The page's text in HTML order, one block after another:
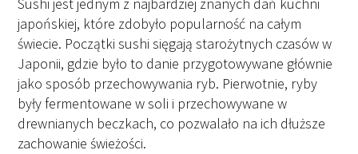
Sushi jest jednym z najbardziej znanych dań kuchni
japońskiej, które zdobyło popularność na całym
świecie. Początki sushi sięgają starożytnych czasów w
Japonii, gdzie było to danie przygotowywane głównie
jako sposób przechowywania ryb. Pierwotnie, ryby
były fermentowane w soli i przechowywane w
drewnianych beczkach, co pozwalało na ich dłuższe
zachowanie świeżości.